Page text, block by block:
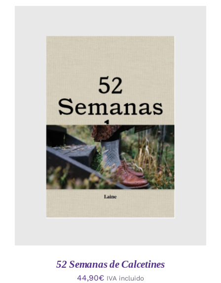
AÑADIR AL CARRITO
/
DETALLES
52 Semanas de Calcetines
44,90€ IVA incluido